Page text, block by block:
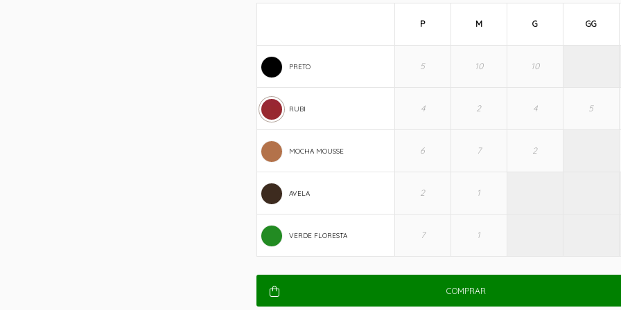
PRETO
RUBI
MOCHA MOUSSE
AVELA
VERDE FLORESTA
P M G GG
COMPRAR